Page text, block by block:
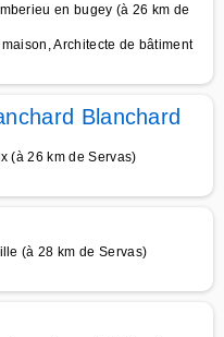
en bugey (à 26 km de
Architecte de bâtiment
Blanchard
(à 26 km de Servas)
(à 28 km de Servas)